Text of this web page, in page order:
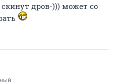
дров-))) может со